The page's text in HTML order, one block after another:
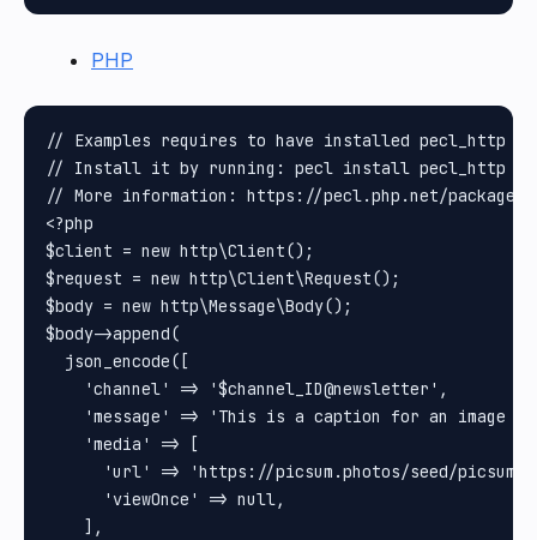
PHP
// Examples requires to have installed pecl_http
// Install it by running: pecl install pecl_http
// More information: https://pecl.php.net/package/
<?php
$client = new http\Client();
$request = new http\Client\Request();
$body = new http\Message\Body();
$body->append(
  json_encode([
    'channel' => '$channel_ID@newsletter',
'message' => 'This is a caption for an image
    'media' => [
'url' => 'https://picsum.photos/seed/picsum/
      'viewOnce' => null,
    ],